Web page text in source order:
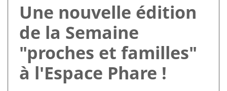
Une nouvelle édition
de la Semaine
"proches et familles"
à l'Espace Phare !